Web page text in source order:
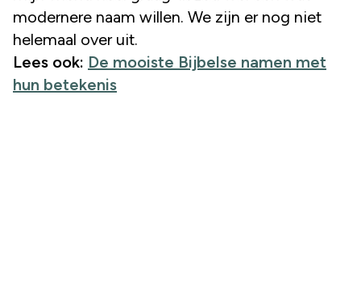
modernere naam willen. We zijn er nog niet
helemaal over uit.
Lees ook: De mooiste Bijbelse namen met
hun betekenis